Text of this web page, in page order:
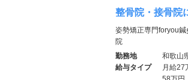
整骨院・接骨院
姿勢矯正専門foryou鍼
院
勤務地
和歌山
給与タイプ
月給27